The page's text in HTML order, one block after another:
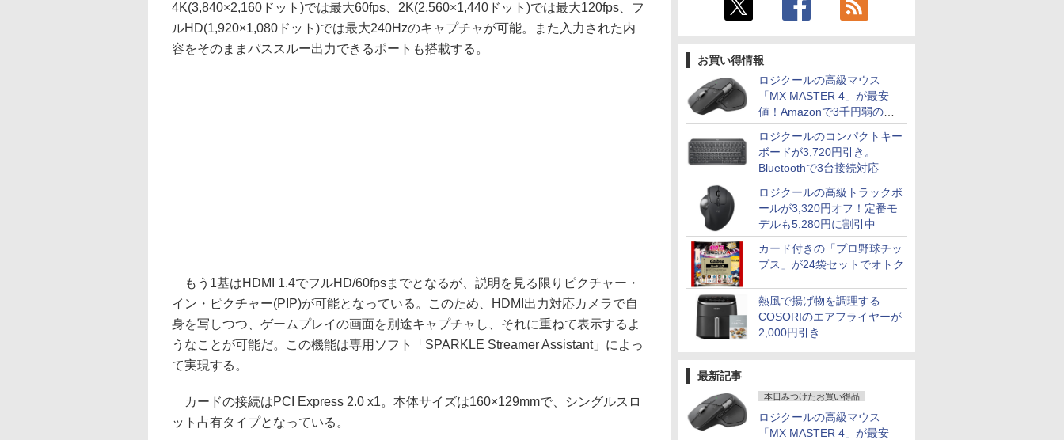
お買い得情報
ロジクールの高級マウス
「MX MASTER 4」が最安
値！Amazonで3千円弱の割
引
ロジクールのコンパクトキー
ボードが3,720円引き。
Bluetoothで3台接続対応
ロジクールの高級トラックボ
ールが3,320円オフ！定番モ
デルも5,280円に割引中
カード付きの「プロ野球チッ
プス」が24袋セットでオトク
熱風で揚げ物を調理する
COSORIのエアフライヤーが
2,000円引き
最新記事
本日みつけたお買い得品
ロジクールの高級マウス
「MX MASTER 4」が最安
4K(3,840×2,160ドット)では最大60fps、2K(2,560×1,440ドット)では最大120fps、フ
ルHD(1,920×1,080ドット)では最大240Hzのキャプチャが可能。また入力された内
容をそのままパススルー出力できるポートも搭載する。
もう1基はHDMI 1.4でフルHD/60fpsまでとなるが、説明を見る限りピクチャー・
イン・ピクチャー(PIP)が可能となっている。このため、HDMI出力対応カメラで自
身を写しつつ、ゲームプレイの画面を別途キャプチャし、それに重ねて表示するよ
うなことが可能だ。この機能は専用ソフト「SPARKLE Streamer Assistant」によっ
て実現する。
カードの接続はPCI Express 2.0 x1。本体サイズは160×129mmで、シングルスロ
ット占有タイプとなっている。